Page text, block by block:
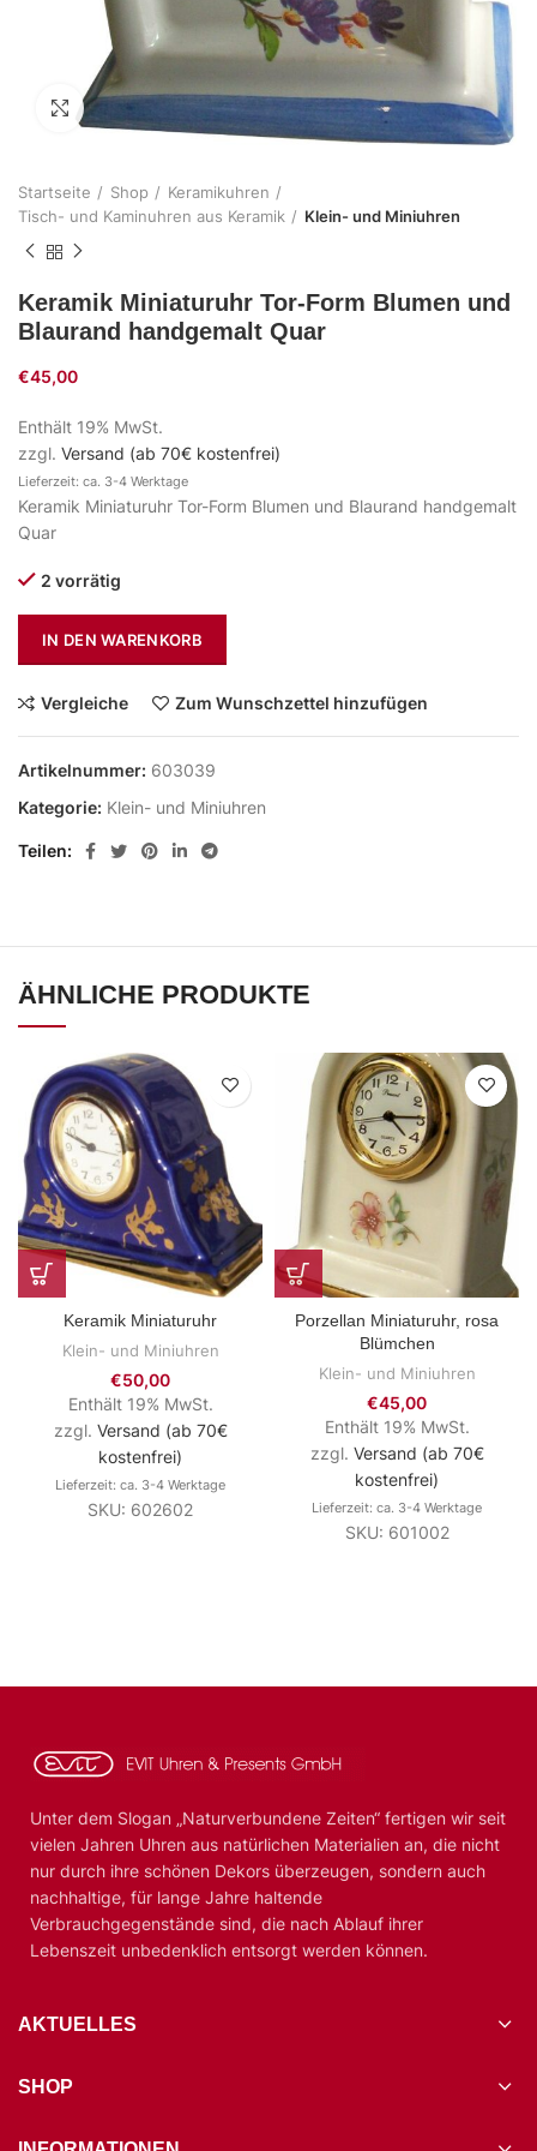
Zum Vergrößern klicken
Startseite Shop
Keramikuhren
Tisch- und Kaminuhren aus Keramik
Klein- und Miniuhren
Keramik Miniaturuhr Tor-Form Blumen und
Blaurand handgemalt Quar
€45,00
Enthält 19% MwSt.
zzgl. Versand (ab 70€ kostenfrei)
Lieferzeit: ca. 3-4 Werktage
Keramik Miniaturuhr Tor-Form Blumen und Blaurand handgemalt
Quar
2 vorrätig
IN DEN WARENKORB
Vergleiche Zum Wunschzettel hinzufügen
Artikelnummer: 603039
Kategorie: Klein- und Miniuhren
Teilen
ÄHNLICHE PRODUKTE
Keramik Miniaturuhr
Klein- und Miniuhren
€50,00
Enthält 19% MwSt.
zzgl. Versand (ab 70€
kostenfrei)
Lieferzeit: ca. 3-4 Werktage
SKU: 602602
Porzellan Miniaturuhr, rosa
Blümchen
Klein- und Miniuhren
€45,00
Enthält 19% MwSt.
zzgl. Versand (ab 70€
kostenfrei)
Lieferzeit: ca. 3-4 Werktage
SKU: 601002
Unter dem Slogan „Naturverbundene Zeiten“ fertigen wir seit
vielen Jahren Uhren aus natürlichen Materialien an, die nicht
nur durch ihre schönen Dekors überzeugen, sondern auch
nachhaltige, für lange Jahre haltende
Verbrauchgegenstände sind, die nach Ablauf ihrer
Lebenszeit unbedenklich entsorgt werden können.
AKTUELLES
SHOP